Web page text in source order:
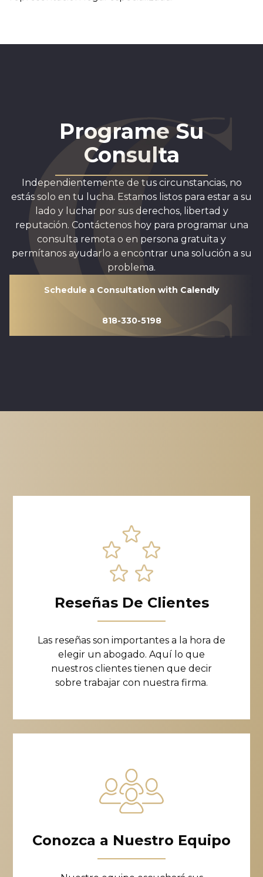
Programe Su
Consulta
Independientemente de tus circunstancias, no
estás solo en tu lucha. Estamos listos para estar a su
lado y luchar por sus derechos, libertad y
reputación. Contáctenos hoy para programar una
consulta remota o en persona gratuita y
permítanos ayudarlo a encontrar una solución a su
problema.
Schedule a Consultation with Calendly
818-330-5198
Reseñas De Clientes
Las reseñas son importantes a la hora de
elegir un abogado. Aquí lo que
nuestros clientes tienen que decir
sobre trabajar con nuestra firma.
Conozca a Nuestro Equipo